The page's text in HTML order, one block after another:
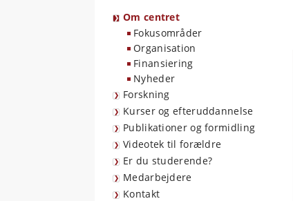
Om centret
Fokusområder
Organisation
Finansiering
Nyheder
Forskning
Kurser og efteruddannelse
Publikationer og formidling
Videotek til forældre
Er du studerende?
Medarbejdere
Kontakt